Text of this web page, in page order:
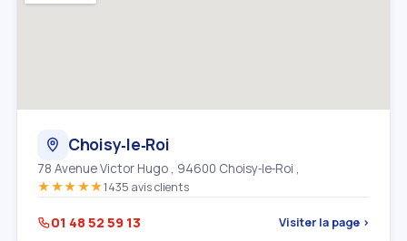
Choisy‑le‑Roi
78 Avenue Victor Hugo , 94600 Choisy‑le‑Roi ,
★★★★★1435 avis clients
01 48 52 59 13 Visiter la page ›